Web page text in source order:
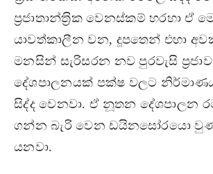
ප‍්‍රජාතාන්ත‍්‍රික වෙනස්කම් හරහා ඒ
යාවත්කාලීන වන, දූපතෙන් එහා
මනසින් සැරිසරන නව පුරවැසි
දේශපාලනයක් පක්ෂ වලට
සිද්ද වෙනවා. ඒ නූතන දේශපාලන
ගන්න බැරි වෙන ඩයිනසෝරයො
යනවා.